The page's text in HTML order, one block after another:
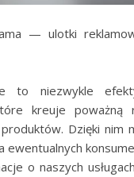
— ulotki
to niezwykle
kreuje poważną
Dzięki nim
ewentualnych
o naszych